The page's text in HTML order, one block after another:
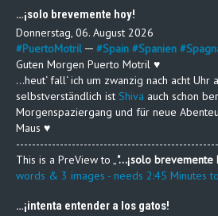
…¡solo brevemente hoy!
Donnerstag, 06. August 2026
#PuertoMotril ─ #Spain #Spanien #
Guten Morgen Puerto Motril ♥
…heut‘ fall‘ ich um zwanzig nach acht Uhr
selbstverständlich ist Shiva auch schon
Morgenspaziergang und für neue
Maus ♥
This is a PreView to "…¡solo brevemente
words & 3 images - needs 2:45 Minutes
…¡intenta entender a los gatos!